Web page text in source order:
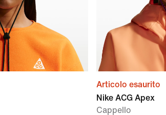
Articolo esaurito
Nike ACG Apex
Cappello